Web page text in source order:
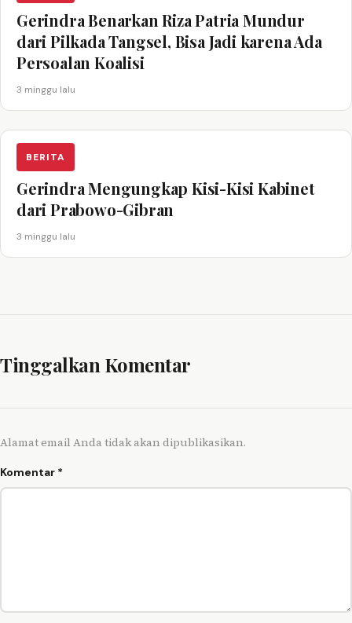
Gerindra Benarkan Riza Patria Mundur
dari Pilkada Tangsel, Bisa Jadi karena Ada
Persoalan Koalisi
3 minggu lalu
BERITA
Gerindra Mengungkap Kisi-Kisi Kabinet
dari Prabowo-Gibran
3 minggu lalu
Tinggalkan Komentar
Alamat email Anda tidak akan dipublikasikan.
Komentar *